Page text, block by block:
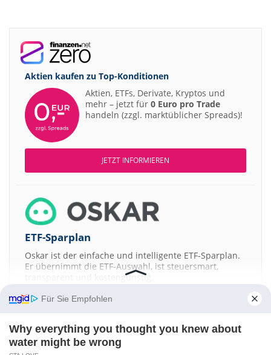
Aktien kaufen zu Top-Konditionen
Aktien, ETFs, Derivate, Kryptos und
mehr – jetzt für 0 Euro pro Trade
handeln (zzgl. marktüblicher Spreads)!
JETZT INFORMIEREN
ETF-Sparplan
Oskar ist der einfache und intelligente ETF-Sparplan.
Er übernimmt die ETF-Auswahl, ist steuersmart,
transparent und kostengünstig.
JETZT MEHR ERFAHREN
Für Sie Empfohlen
Why everything you thought you knew about
water might be wrong